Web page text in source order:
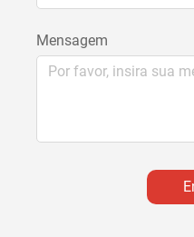
Mensagem